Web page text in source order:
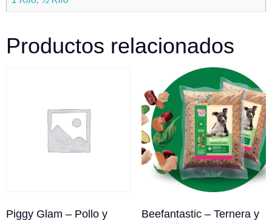
Productos relacionados
Piggy Glam – Pollo y
Beefantastic – Ternera y